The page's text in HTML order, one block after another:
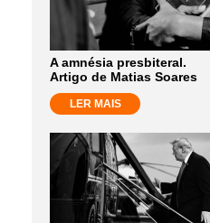
A amnésia presbiteral.
Artigo de Matias Soares
LER MAIS